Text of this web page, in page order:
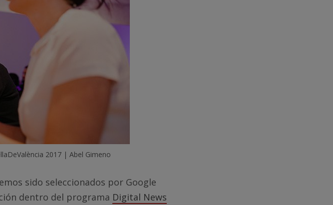
2017 | Abel Gimeno
sido seleccionados por Google
dentro del programa Digital News